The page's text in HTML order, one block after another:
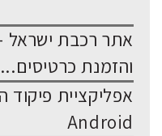
אתר רכבת ישראל
והזמנת כרטיסים...
אפליקציית
Android